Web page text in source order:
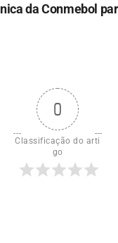
da Conmebol
0
Classificação do arti
go